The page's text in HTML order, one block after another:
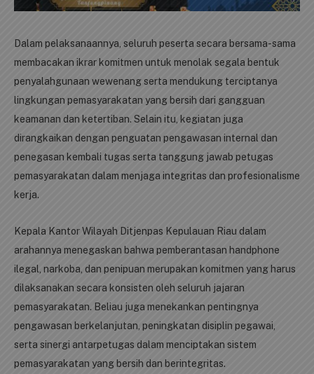
Dalam pelaksanaannya, seluruh peserta secara bersama-sama
membacakan ikrar komitmen untuk menolak segala bentuk
penyalahgunaan wewenang serta mendukung terciptanya
lingkungan pemasyarakatan yang bersih dari gangguan
keamanan dan ketertiban. Selain itu, kegiatan juga
dirangkaikan dengan penguatan pengawasan internal dan
penegasan kembali tugas serta tanggung jawab petugas
pemasyarakatan dalam menjaga integritas dan profesionalisme
kerja.
Kepala Kantor Wilayah Ditjenpas Kepulauan Riau dalam
arahannya menegaskan bahwa pemberantasan handphone
ilegal, narkoba, dan penipuan merupakan komitmen yang harus
dilaksanakan secara konsisten oleh seluruh jajaran
pemasyarakatan. Beliau juga menekankan pentingnya
pengawasan berkelanjutan, peningkatan disiplin pegawai,
serta sinergi antarpetugas dalam menciptakan sistem
pemasyarakatan yang bersih dan berintegritas.